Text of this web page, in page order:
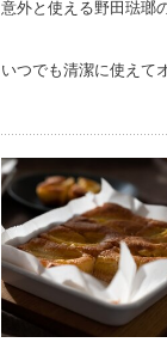
意外と使える野田琺瑯
いつでも清潔に使えて